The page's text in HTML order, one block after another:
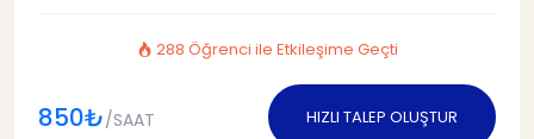
288 Öğrenci ile Etkileşime Geçti
850₺/SAAT HIZLI TALEP OLUŞTUR